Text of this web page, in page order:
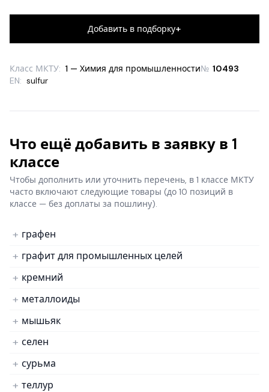
Добавить в подборку+
Класс МКТУ: 1 — Химия для промышленности№ 10493
EN: sulfur
Что ещё добавить в заявку в 1
классе
Чтобы дополнить или уточнить перечень, в 1 классе МКТУ
часто включают следующие товары (до 10 позиций в
классе — без доплаты за пошлину).
графен
графит для промышленных целей
кремний
металлоиды
мышьяк
селен
сурьма
теллур